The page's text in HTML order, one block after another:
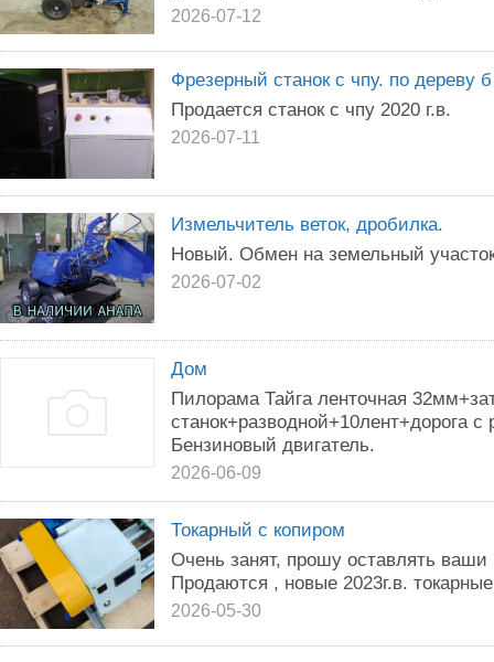
2026-07-12
Фрезерный станок с чпу. по дереву
Продается станок с чпу 2020 г.в.
2026-07-11
Измельчитель веток, дробилка.
Новый. Обмен на земельный
2026-07-02
Дом
Пилорама Тайга ленточная
станок+разводной+10лент+дорога
Бензиновый двигатель.
2026-06-09
Токарный с копиром
Очень занят, прошу оставлять
Продаются , новые 2023г.в.
2026-05-30